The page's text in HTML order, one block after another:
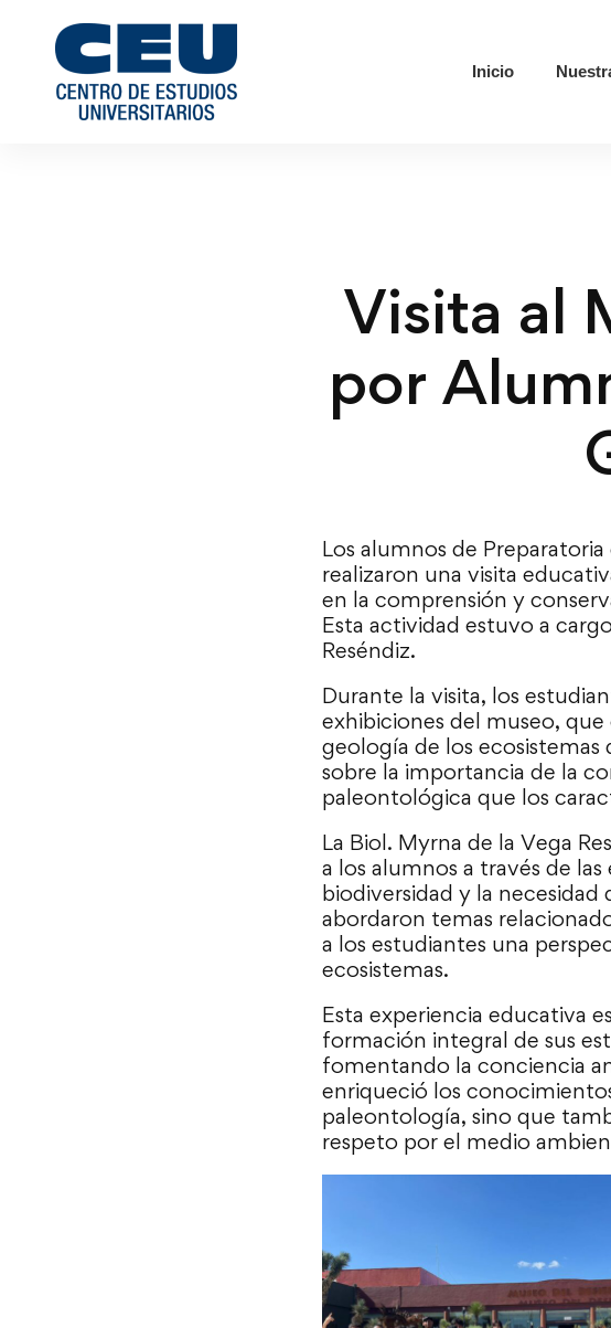
Inicio
Visita al
por
Los alumnos de
realizaron una visita
en la comprensión y
Esta actividad estuvo a
Reséndiz.
Durante la visita, los
exhibiciones del museo,
geología de los
sobre la importancia de la
paleontológica que los
La Biol. Myrna de la Vega
a los alumnos a través de
biodiversidad y la
abordaron temas
a los estudiantes una
ecosistemas.
Esta experiencia educativa
formación integral de sus
fomentando la conciencia
enriqueció los
paleontología, sino que
respeto por el medio